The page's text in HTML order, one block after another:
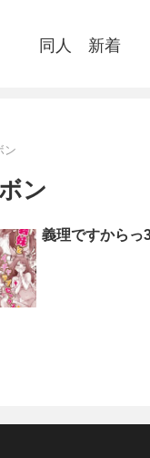
同人 新着
ン
ン
義理ですから